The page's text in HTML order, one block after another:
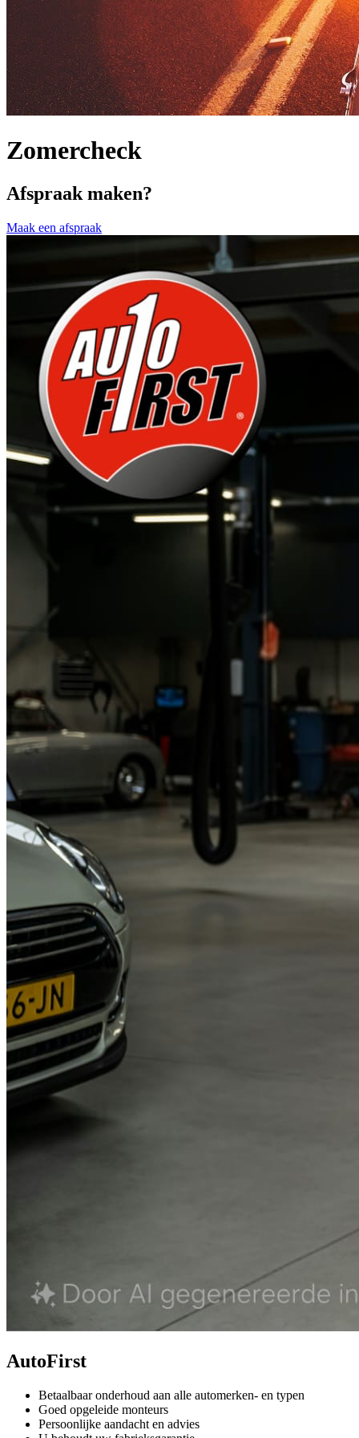
Zomercheck
Afspraak maken?
Maak een afspraak
AutoFirst
Betaalbaar onderhoud aan alle automerken- en typen
Goed opgeleide monteurs
Persoonlijke aandacht en advies